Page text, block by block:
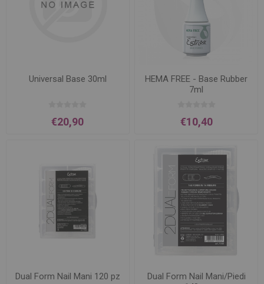
Universal Base 30ml
€20,90
HEMA FREE - Base Rubber
7ml
€10,40
Dual Form Nail Mani 120 pz
Dual Form Nail Mani/Piedi